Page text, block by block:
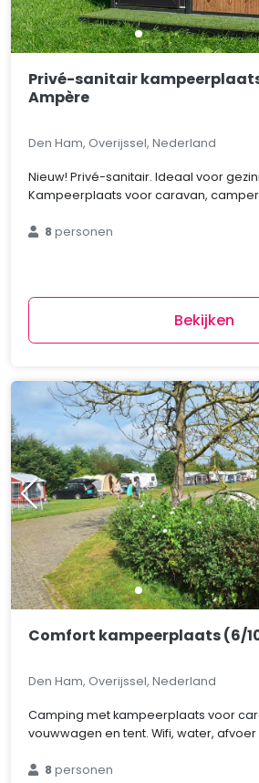
Privé-sanitair
Ampère
Den Ham, Overijssel, Nederland
Nieuw! Privé-sanitair. Ideaal voor
Kampeerplaats voor caravan,
8personen
Bekijken
Comfort kampeerplaats (6/
Den Ham, Overijssel, Nederland
Camping met kampeerplaats voor
vouwwagen en tent. Wifi, water,
8personen